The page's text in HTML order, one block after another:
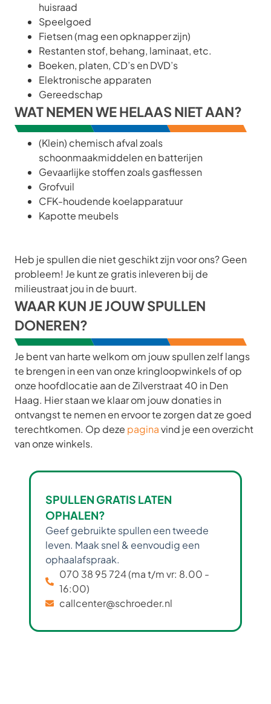
huisraad
Speelgoed
Fietsen (mag een opknapper zijn)
Restanten stof, behang, laminaat, etc.
Boeken, platen, CD’s en DVD’s
Elektronische apparaten
Gereedschap
WAT NEMEN WE HELAAS NIET AAN?
(Klein) chemisch afval zoals
schoonmaakmiddelen en batterijen
Gevaarlijke stoffen zoals gasflessen
Grofvuil
CFK-houdende koelapparatuur
Kapotte meubels
Heb je spullen die niet geschikt zijn voor ons? Geen
probleem! Je kunt ze gratis inleveren bij de
milieustraat jou in de buurt.
WAAR KUN JE JOUW SPULLEN
DONEREN?
Je bent van harte welkom om jouw spullen zelf langs
te brengen in een van onze kringloopwinkels of op
onze hoofdlocatie aan de Zilverstraat 40 in Den
Haag. Hier staan we klaar om jouw donaties in
ontvangst te nemen en ervoor te zorgen dat ze goed
terechtkomen. Op deze paginavind je een overzicht
van onze winkels.
SPULLEN GRATIS LATEN
OPHALEN?
Geef gebruikte spullen een tweede
leven. Maak snel & eenvoudig een
ophaalafspraak.
070 38 95 724 (ma t/m vr: 8.00 -
16:00)
callcenter@schroeder.nl